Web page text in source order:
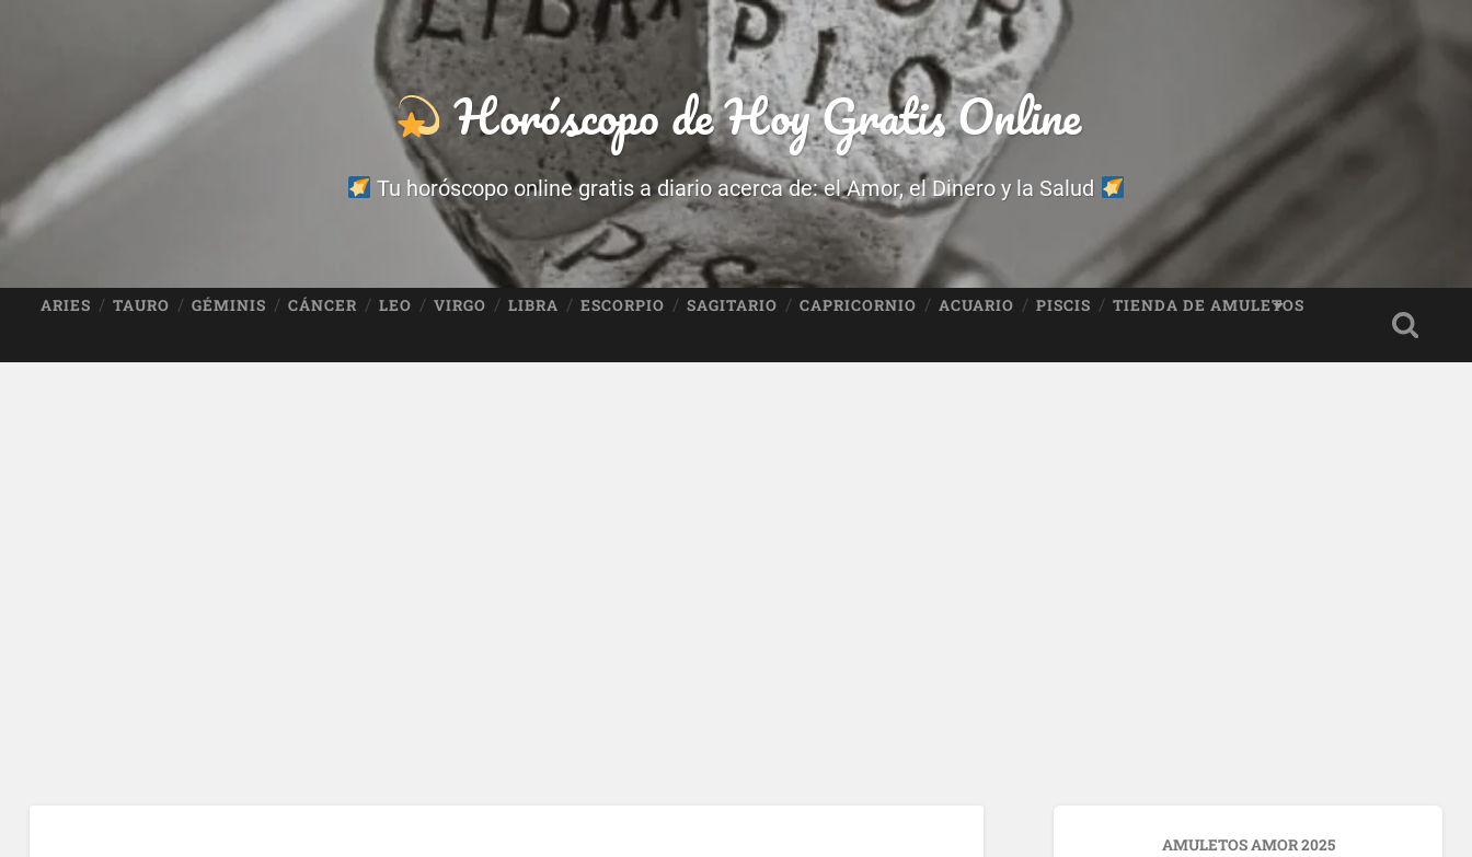
Horóscopo de Hoy Gratis Online
Tu horóscopo online gratis a diario acerca de: el Amor, el Dinero y la Salud
ARIES TAURO GÉMINIS CÁNCER LEO VIRGO LIBRA ESCORPIO SAGITARIO CAPRICORNIO ACUARIO PISCIS TIENDA DE AMULETOS
AMULETOS AMOR 2025